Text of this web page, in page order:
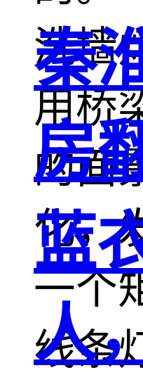
洗墙
用桥
的面
化，
一个
线条
秦
房
蓝
人